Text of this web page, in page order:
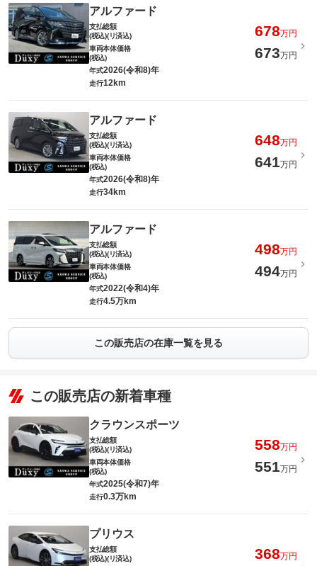
アルファード
支払総額
(税込)(リ済込)
678万円
車両本体価格
(税込)
673万円
年式2026(令和8)年
走行12km
アルファード
支払総額
(税込)(リ済込)
648万円
車両本体価格
(税込)
641万円
年式2026(令和8)年
走行34km
アルファード
支払総額
(税込)(リ済込)
498万円
車両本体価格
(税込)
494万円
年式2022(令和4)年
走行4.5万km
この販売店の在庫一覧を見る
この販売店の新着車種
クラウンスポーツ
支払総額
(税込)(リ済込)
558万円
車両本体価格
(税込)
551万円
年式2025(令和7)年
走行0.3万km
プリウス
支払総額
(税込)(リ済込)
368万円